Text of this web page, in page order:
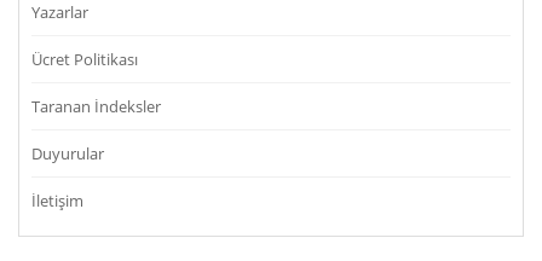
Yazarlar
Ücret Politikası
Taranan İndeksler
Duyurular
İletişim